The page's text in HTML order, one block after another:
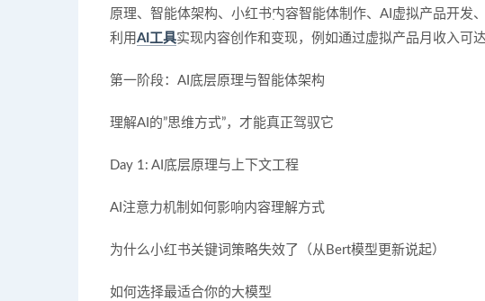
原理、智能体架构、小红书内容智能体制作、AI虚拟产品开发
利用AI工具实现内容创作和变现，例如通过虚拟产品月收入可
第一阶段：AI底层原理与智能体架构
理解AI的”思维方式”，才能真正驾驭它
Day 1: AI底层原理与上下文工程
AI注意力机制如何影响内容理解方式
为什么小红书关键词策略失效了（从Bert模型更新说起）
如何选择最适合你的大模型